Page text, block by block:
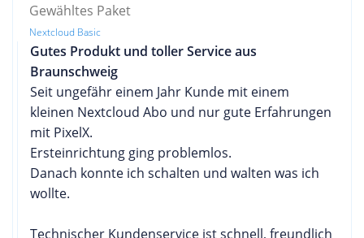
Gewähltes Paket
Nextcloud Basic
Gutes Produkt und toller Service aus
Braunschweig
Seit ungefähr einem Jahr Kunde mit einem
kleinen Nextcloud Abo und nur gute Erfahrungen
mit PixelX.
Ersteinrichtung ging problemlos.
Danach konnte ich schalten und walten was ich
wollte.
Technischer Kundenservice ist schnell, freundlich